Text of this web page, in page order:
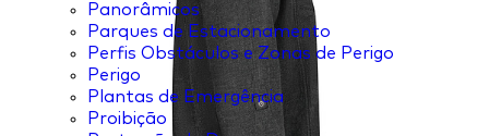
Panorâmicos
Parques de Estacionamento
Perfis Obstáculos e Zonas de Perigo
Perigo
Plantas de Emergência
Proibição